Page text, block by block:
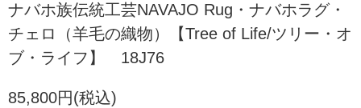
ナバホ族伝統工芸NAVAJO Rug・ナバホラグ・
チェロ（羊毛の織物）【Tree of Life/ツリー・オ
ブ・ライフ】 18J76
85,800円(税込)